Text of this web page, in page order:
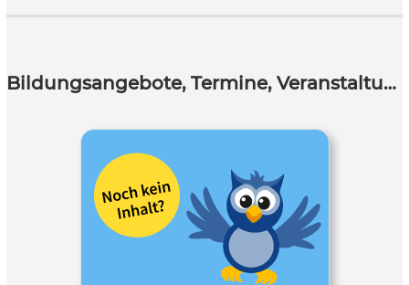
Bildungsangebote, Termine, Veranstaltungen